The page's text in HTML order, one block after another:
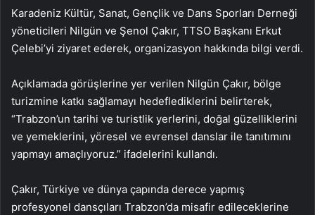
Karadeniz Kültür, Sanat, Gençlik ve Dans Sporları Derneği
yöneticileri Nilgün ve Şenol Çakır, TTSO Başkanı Erkut
Çelebi’yi ziyaret ederek, organizasyon hakkında bilgi verdi.
Açıklamada görüşlerine yer verilen Nilgün Çakır, bölge
turizmine katkı sağlamayı hedeflediklerini belirterek,
“Trabzon’un tarihi ve turistlik yerlerini, doğal güzelliklerini
ve yemeklerini, yöresel ve evrensel danslar ile tanıtımını
yapmayı amaçlıyoruz.” ifadelerini kullandı.
Çakır, Türkiye ve dünya çapında derece yapmış
profesyonel dansçıları Trabzon’da misafir edileceklerine